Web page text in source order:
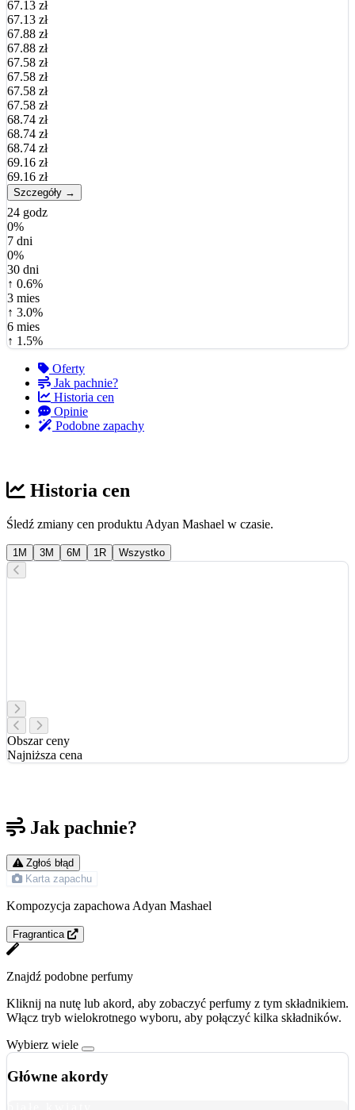
67.13 zł
67.13 zł
67.88 zł
67.88 zł
67.58 zł
67.58 zł
67.58 zł
67.58 zł
68.74 zł
68.74 zł
68.74 zł
69.16 zł
69.16 zł
Szczegóły →
24 godz
0%
7 dni
0%
30 dni
↑ 0.6%
3 mies
↑ 3.0%
6 mies
↑ 1.5%
Oferty
Jak pachnie?
Historia cen
Opinie
Podobne zapachy
Historia cen
Śledź zmiany cen produktu Adyan Mashael w czasie.
1M 3M 6M 1R Wszystko
Obszar ceny
Najniższa cena
Jak pachnie?
Zgłoś błąd
Karta zapachu
Kompozycja zapachowa Adyan Mashael
Fragrantica
Znajdź podobne perfumy
Kliknij na nutę lub akord, aby zobaczyć perfumy z tym składnikiem.
Włącz tryb wielokrotnego wyboru, aby połączyć kilka składników.
Wybierz wiele
Główne akordy